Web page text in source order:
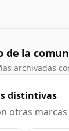
de la
archivadas
distintivas
otras